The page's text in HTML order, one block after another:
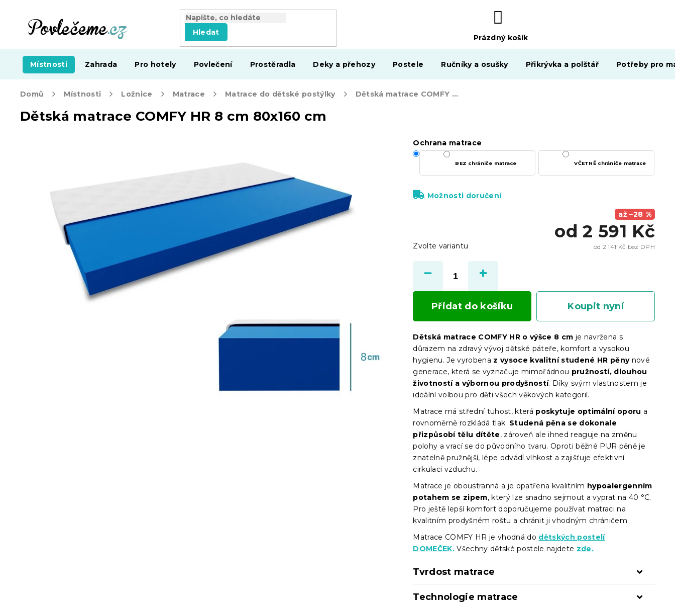
Hledat
NÁKUPNÍ
KOŠÍK
Prázdný košík
Místnosti Zahrada Pro hotely Povlečení Prostěradla Deky a přehozy Postele Ručníky a osušky Přikrývka a polštář Potřeby pro
Domů Místnosti Ložnice Matrace Matrace do dětské postýlky Dětská matrace COMFY HR 8 cm 80x160 cm
Dětská matrace COMFY HR 8 cm 80x160 cm
až –28 %
od2 591 Kč
od 2 141 Kč bez DPH
Zvolte variantu
Ochrana matrace
BEZ chrániče matrace VČETNĚ chrániče matrace
Možnosti doručení
Přidat do košíku Koupit nyní
Dětská matrace COMFY HR o výšce 8 cm je navržena s
důrazem na zdravý vývoj dětské páteře, komfort a vysokou
hygienu. Je vyrobena z vysoce kvalitní studené HR pěnynové
generace, která se vyznačuje mimořádnou pružností, dlouhou
životností a výbornou prodyšností. Díky svým vlastnostem je
ideální volbou pro děti všech věkových kategorií.
Matrace má střední tuhost, která poskytuje optimální oporu a
rovnoměrně rozkládá tlak. Studená pěna se dokonale
přizpůsobí tělu dítěte, zároveň ale ihned reaguje na změnu
polohy a vrací se do původního tvaru. Oproti běžné PUR pěně je
znatelně pružnější, lépe odvádí vlhkost a zajišťuje efektivní
cirkulaci vzduchu.
Matrace je oboustranná a je opatřena kvalitním hypoalergenním
potahem se zipem, který lze snadno sejmout a vyprat na 40 °C.
Pro ještě lepší komfort doporučujeme používat matraci na
kvalitním prodyšném roštu a chránit ji vhodným chráničem.
Matrace COMFY HR je vhodná do dětských postelí
DOMEČEK. Všechny dětské postele najdete zde.
Tvrdost matrace
Technologie matrace